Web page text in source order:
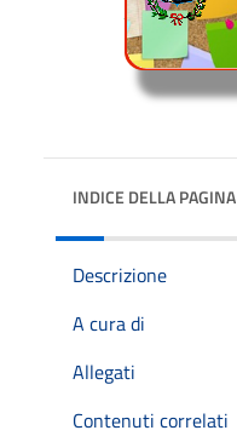
INDICE DELLA PAGINA
Descrizione
A cura di
Allegati
Contenuti correlati